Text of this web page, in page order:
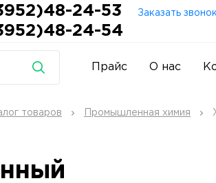
24-53 Заказать звонок
24-54
Прайс О нас
товаров Промышленная химия